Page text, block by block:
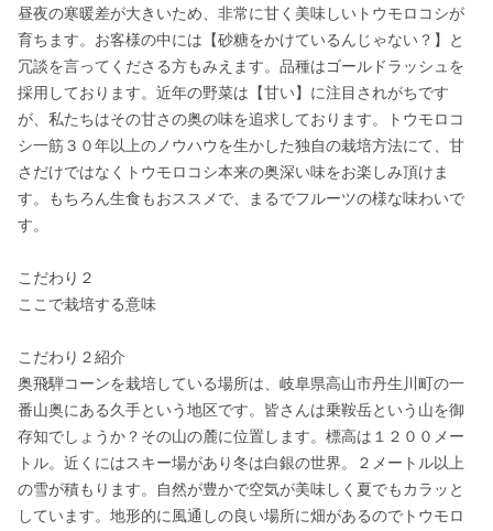
昼夜の寒暖差が大きいため、非常に甘く美味しいトウモロコシが
育ちます。お客様の中には【砂糖をかけているんじゃない？】と
冗談を言ってくださる方もみえます。品種はゴールドラッシュを
採用しております。近年の野菜は【甘い】に注目されがちです
が、私たちはその甘さの奥の味を追求しております。トウモロコ
シ一筋３０年以上のノウハウを生かした独自の栽培方法にて、甘
さだけではなくトウモロコシ本来の奥深い味をお楽しみ頂けま
す。もちろん生食もおススメで、まるでフルーツの様な味わいで
す。
こだわり２
ここで栽培する意味
こだわり２紹介
奥飛騨コーンを栽培している場所は、岐阜県高山市丹生川町の一
番山奥にある久手という地区です。皆さんは乗鞍岳という山を御
存知でしょうか？その山の麓に位置します。標高は１２００メー
トル。近くにはスキー場があり冬は白銀の世界。２メートル以上
の雪が積もります。自然が豊かで空気が美味しく夏でもカラッと
しています。地形的に風通しの良い場所に畑があるのでトウモロ